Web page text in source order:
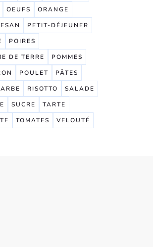
OEUFS
ORANGE
PETIT-DÉJEUNER
POIRES
DE TERRE
POMMES
POULET
PÂTES
RISOTTO
SALADE
SUCRE
TARTE
TOMATES VELOUTÉ